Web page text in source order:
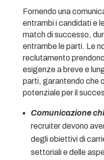
Fornendo una
entrambi i candidati e
match di successo,
entrambe le parti. Le
reclutamento
esigenze a breve e
parti, garantendo che
potenziale per il
Comunicazione
recruiter devono
degli obiettivi di
settoriali e delle